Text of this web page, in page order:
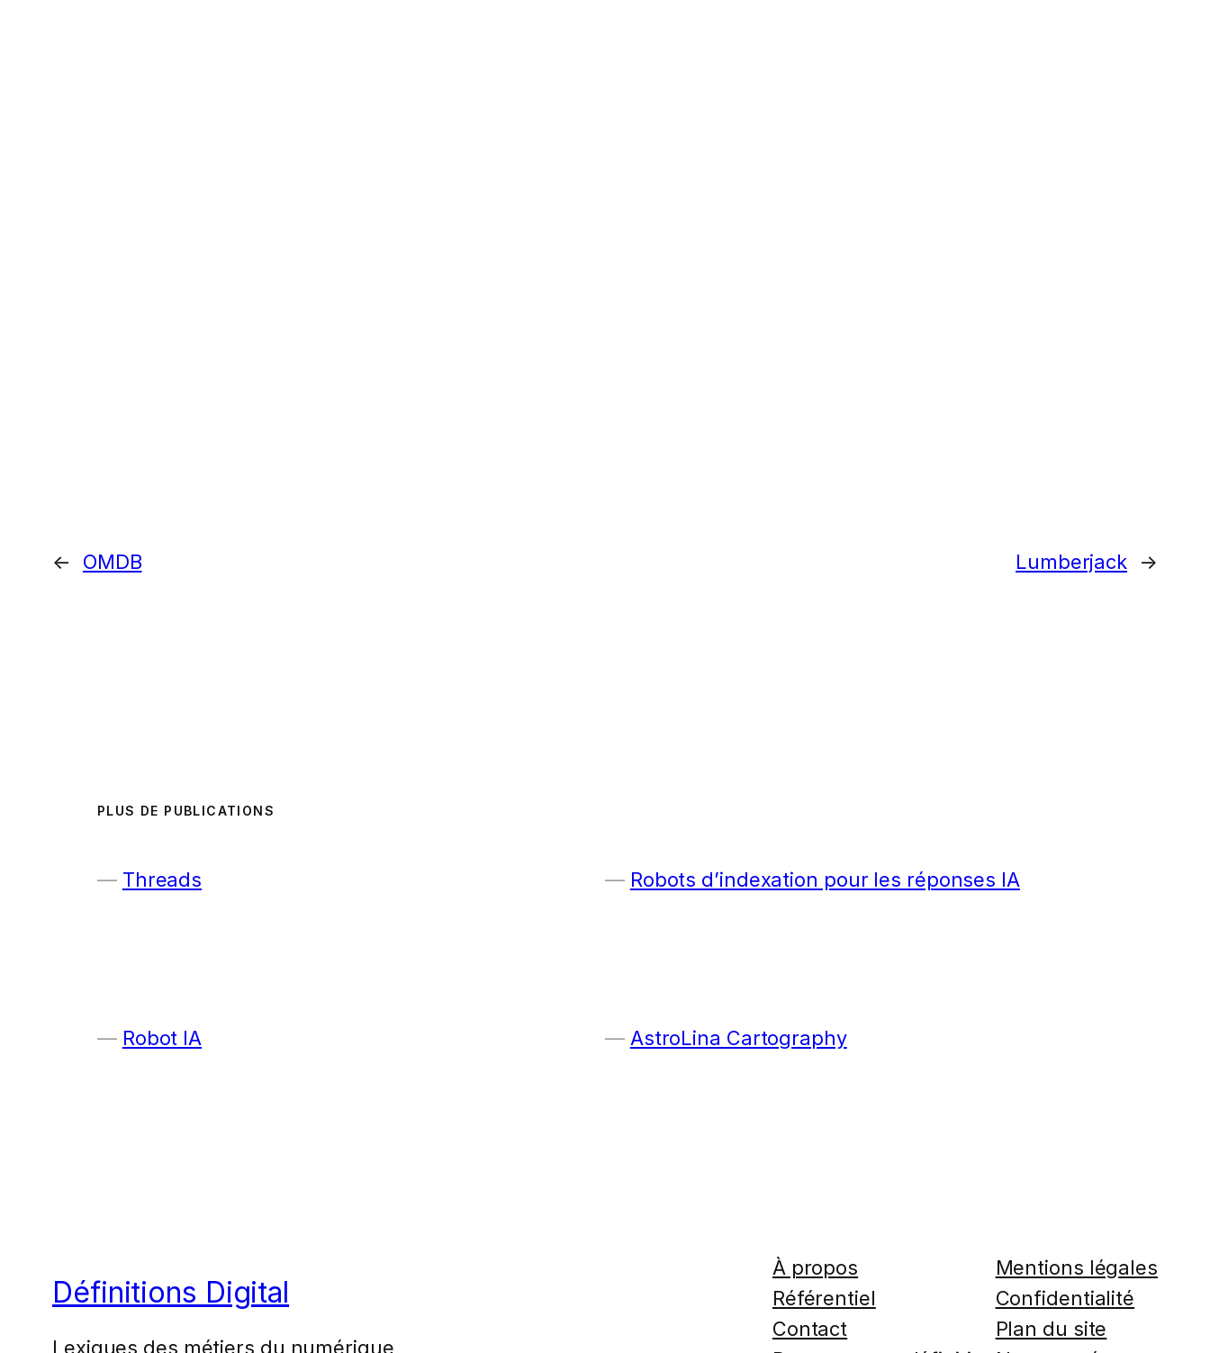
← OMDB Lumberjack →
PLUS DE PUBLICATIONS
Threads Robots d’indexation pour les réponses IA
Robot IA AstroLina Cartography
Définitions Digital
Lexiques des métiers du numérique
À propos
Référentiel
Contact
Mentions légales
Confidentialité
Plan du site